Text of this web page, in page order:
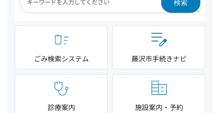
検索
ごみ検索システム 藤沢市手続きナビ
診療案内 施設案内・予約